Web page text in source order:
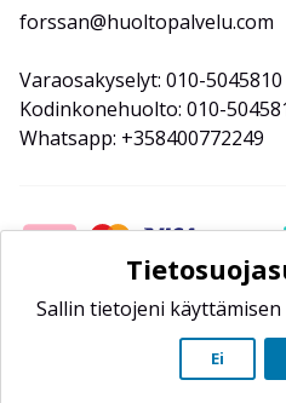
forssan@huoltopalvelu.com
Varaosakyselyt: 010-5045810
Kodinkonehuolto: 010-
Whatsapp: +358400772249
Sallin tietojeni
Ei